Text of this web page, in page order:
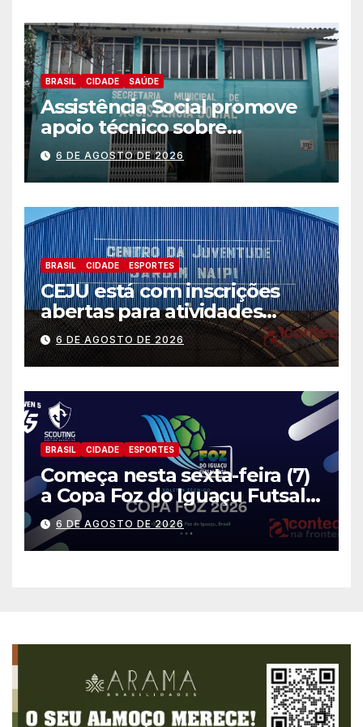
BRASIL CIDADE SAÚDE
Assistência Social promove
apoio técnico sobre
preparação e resposta a
situações de emergência e
calamidade pública
6 DE AGOSTO DE 2026
BRASIL CIDADE ESPORTES
CEJU está com inscrições
abertas para atividades
gratuitas
6 DE AGOSTO DE 2026
BRASIL CIDADE ESPORTES
Começa nesta sexta-feira (7)
a Copa Foz do Iguaçu Futsal
2026 com equipes de quatro
países
6 DE AGOSTO DE 2026